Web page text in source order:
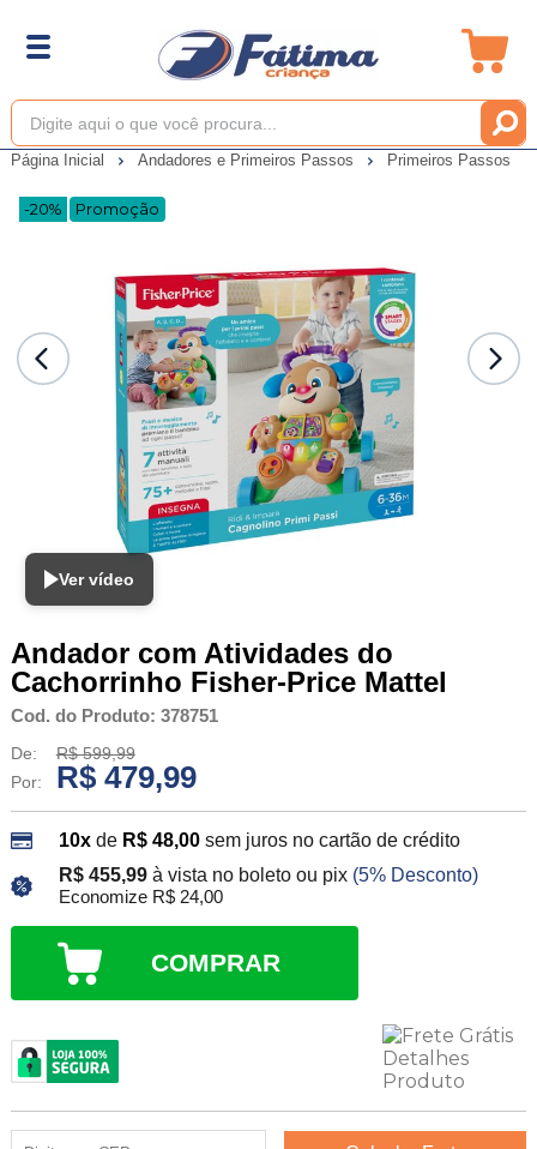
Página Inicial Andadores e Primeiros Passos Primeiros Passos
-20% Promoção
Ver vídeo
Andador com Atividades do
Cachorrinho Fisher-Price Mattel
Cod. do Produto: 378751
De:
R$ 599,99
Por:
R$ 479,99
10xde R$ 48,00 sem juros no cartão de crédito
R$ 455,99 à vista no boleto ou pix (5% Desconto)
Economize R$ 24,00
COMPRAR